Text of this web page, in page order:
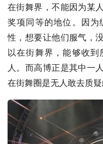
在街舞界，不能因为某
奖项同等的地位。因为
性，想要让他们服气，
以在街舞界，能够收
人。而高博正是其中一
在街舞圈是无人敢去质疑